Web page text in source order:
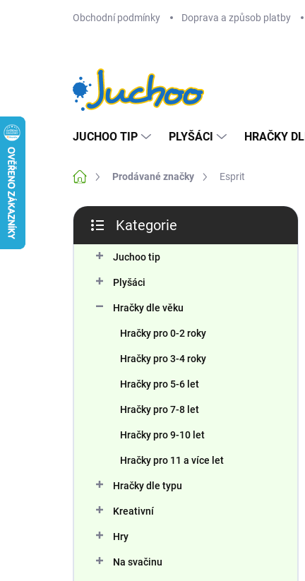
Obchodní podmínky Doprava a způsob platby
JUCHOO TIP PLYŠÁCI HRAČKY
Domů Prodávané značky Esprit
P
s
kategorie
Kategorie
Juchoo tip
Plyšáci
Hračky dle věku
Hračky pro 0-2 roky
Hračky pro 3-4 roky
Hračky pro 5-6 let
Hračky pro 7-8 let
Hračky pro 9-10 let
Hračky pro 11 a více let
Hračky dle typu
Kreativní
Hry
Na svačinu